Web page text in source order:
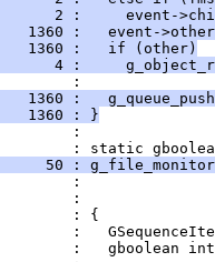
2 :     event-
1360 :   event-
1360 :   if (other)
4 :
:
1360 :
1360 : }
:
: static
50 :
:
:
: {
:
:   gboolean